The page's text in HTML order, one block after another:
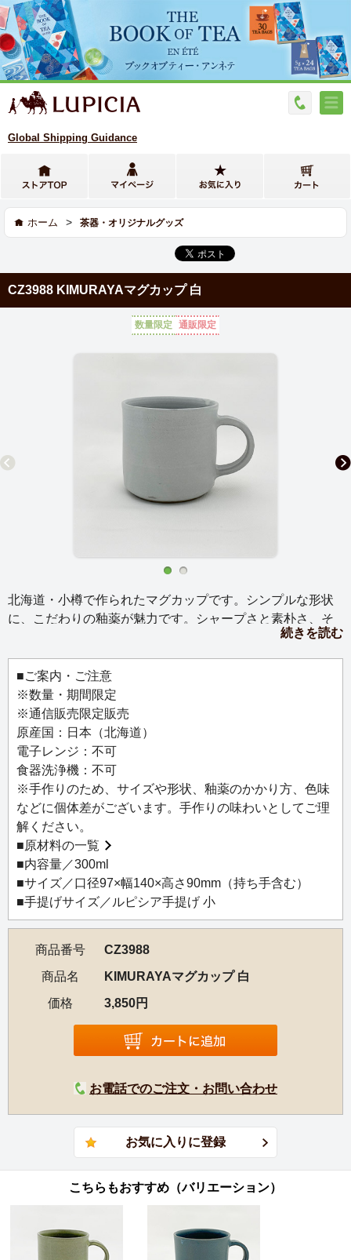
Global Shipping Guidance
ホーム > 茶器・オリジナルグッズ
CZ3988 KIMURAYAマグカップ 白
数量限定 通販限定
北海道・小樽で作られたマグカップです。シンプルな形状
に、こだわりの釉薬が魅力です。シャープさと素朴さ、そ
してモダン。それらが心地よく共存するデザインのマグカ
ップは、毎日のお茶を楽しむ心強い相棒です。
続きを読む
■ご案内・ご注意
※数量・期間限定
※通信販売限定販売
原産国：日本（北海道）
電子レンジ：不可
食器洗浄機：不可
※手作りのため、サイズや形状、釉薬のかかり方、色味
などに個体差がございます。手作りの味わいとしてご理
解ください。
■原材料の一覧
■内容量／300ml
■サイズ／口径97×幅140×高さ90mm（持ち手含む）
■手提げサイズ／ルピシア手提げ 小
商品番号
CZ3988
商品名
KIMURAYAマグカップ 白
価格
3,850円
お電話でのご注文・お問い合わせ
こちらもおすすめ（バリエーション）